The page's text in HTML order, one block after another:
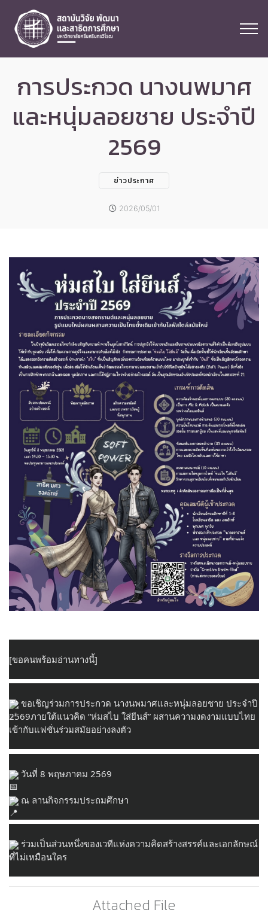
การประกวด นางนพมาศ
และหนุ่มลอยชาย ประจำปี
2569
ข่าวประกาศ
2026/05/01
[ขอคนพร้อมอ่านทางนี้]
ขอเชิญร่วมการประกวด นางนพมาศและหนุ่มลอยชาย ประจำปี
2569ภายใต้แนวคิด “ห่มสไบ ใส่ยีนส์” ผสานความงดงามแบบไทย
เข้ากับแฟชั่นร่วมสมัยอย่างลงตัว
วันที่ 8 พฤษภาคม 2569
ณ ลานกิจกรรมประถมศึกษา
ร่วมเป็นส่วนหนึ่งของเวทีแห่งความคิดสร้างสรรค์และเอกลักษณ์
ที่ไม่เหมือนใคร
Attached File